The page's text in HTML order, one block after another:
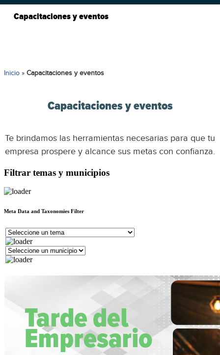
Capacitaciones y eventos
Inicio » Capacitaciones y eventos
Capacitaciones y eventos
Te brindamos las herramientas necesarias para que tu
empresa prospere y alcance sus metas con confianza.
Filtrar temas y municipios
Meta Data and Taxonomies Filter